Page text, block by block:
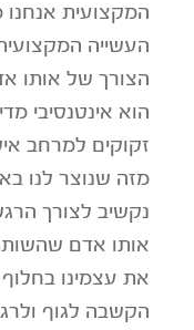
המקצועית
העשייה
הצורך של אותו
הוא אינטנסיבי
זקוקים למרחב
מזה שנוצר לנו
נקשיב לצורך
אותו אדם
את עצמינו
הקשבה לגוף